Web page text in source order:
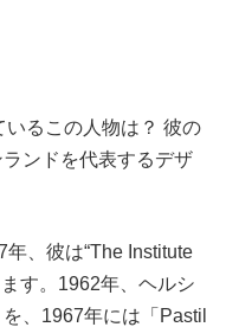
るこの人物は？ 彼の
ンドを代表するデザ
、彼は“The Institute
す。1962年、ヘルシ
、1967年には「Pastil